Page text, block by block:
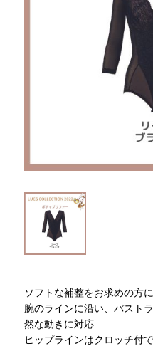
ソフトな補整をお求めの方に
腕のラインに沿い、バスト
然な動きに対応
ヒップラインはクロッチ付